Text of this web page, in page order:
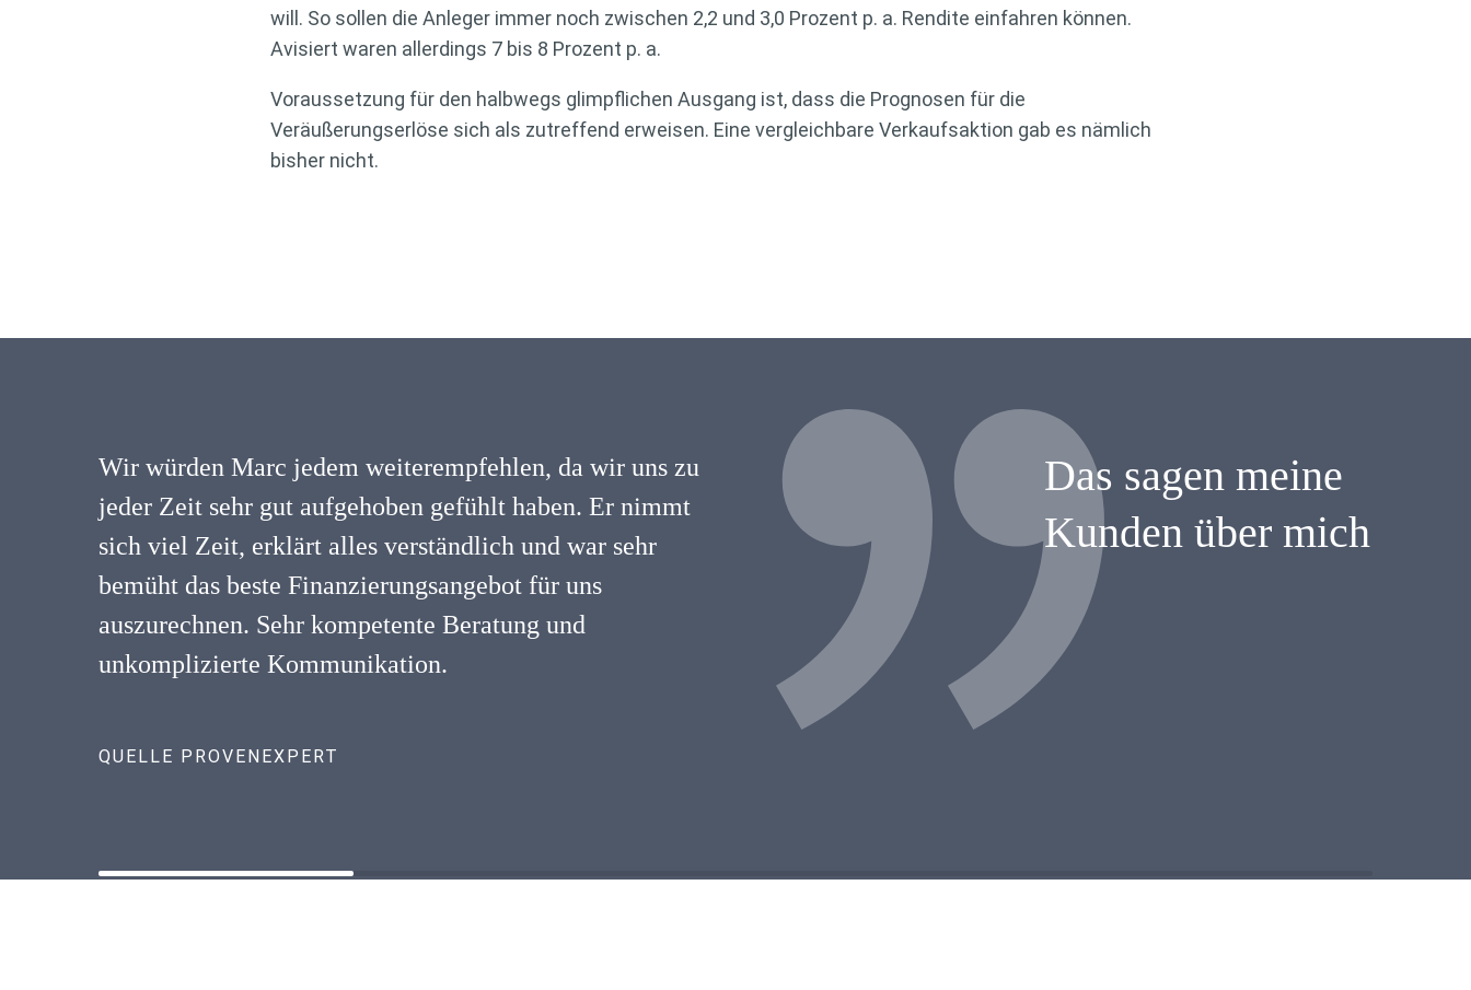
will. So sollen die Anleger immer noch zwischen 2,2 und 3,0 Prozent p. a. Rendite einfahren können.
Avisiert waren allerdings 7 bis 8 Prozent p. a.
Voraussetzung für den halbwegs glimpflichen Ausgang ist, dass die Prognosen für die
Veräußerungserlöse sich als zutreffend erweisen. Eine vergleichbare Verkaufsaktion gab es nämlich
bisher nicht.
Das sagen meine
Kunden über mich
Wir würden Marc jedem weiterempfehlen, da wir uns zu
jeder Zeit sehr gut aufgehoben gefühlt haben. Er nimmt
sich viel Zeit, erklärt alles verständlich und war sehr
bemüht das beste Finanzierungsangebot für uns
auszurechnen. Sehr kompetente Beratung und
unkomplizierte Kommunikation.
QUELLE PROVENEXPERT